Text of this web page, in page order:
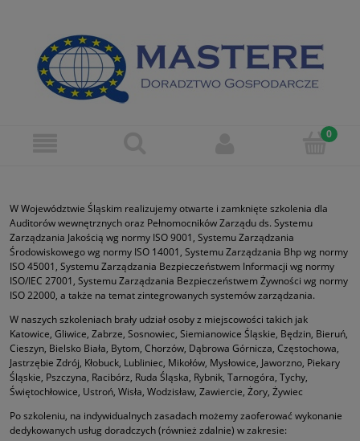
W Województwie Śląskim realizujemy otwarte i zamknięte szkolenia dla
Auditorów wewnętrznych oraz Pełnomocników Zarządu ds. Systemu
Zarządzania Jakością wg normy ISO 9001, Systemu Zarządzania
Środowiskowego wg normy ISO 14001, Systemu Zarządzania Bhp wg normy
ISO 45001, Systemu Zarządzania Bezpieczeństwem Informacji wg normy
ISO/IEC 27001, Systemu Zarządzania Bezpieczeństwem Żywności wg normy
ISO 22000, a także na temat zintegrowanych systemów zarządzania.
W naszych szkoleniach brały udział osoby z miejscowości takich jak
Katowice, Gliwice, Zabrze, Sosnowiec, Siemianowice Śląskie, Będzin, Bieruń,
Cieszyn, Bielsko Biała, Bytom, Chorzów, Dąbrowa Górnicza, Częstochowa,
Jastrzębie Zdrój, Kłobuck, Lubliniec, Mikołów, Mysłowice, Jaworzno, Piekary
Śląskie, Pszczyna, Racibórz, Ruda Śląska, Rybnik, Tarnogóra, Tychy,
Świętochłowice, Ustroń, Wisła, Wodzisław, Zawiercie, Żory, Żywiec
Po szkoleniu, na indywidualnych zasadach możemy zaoferować wykonanie
dedykowanych usług doradczych (również zdalnie) w zakresie: